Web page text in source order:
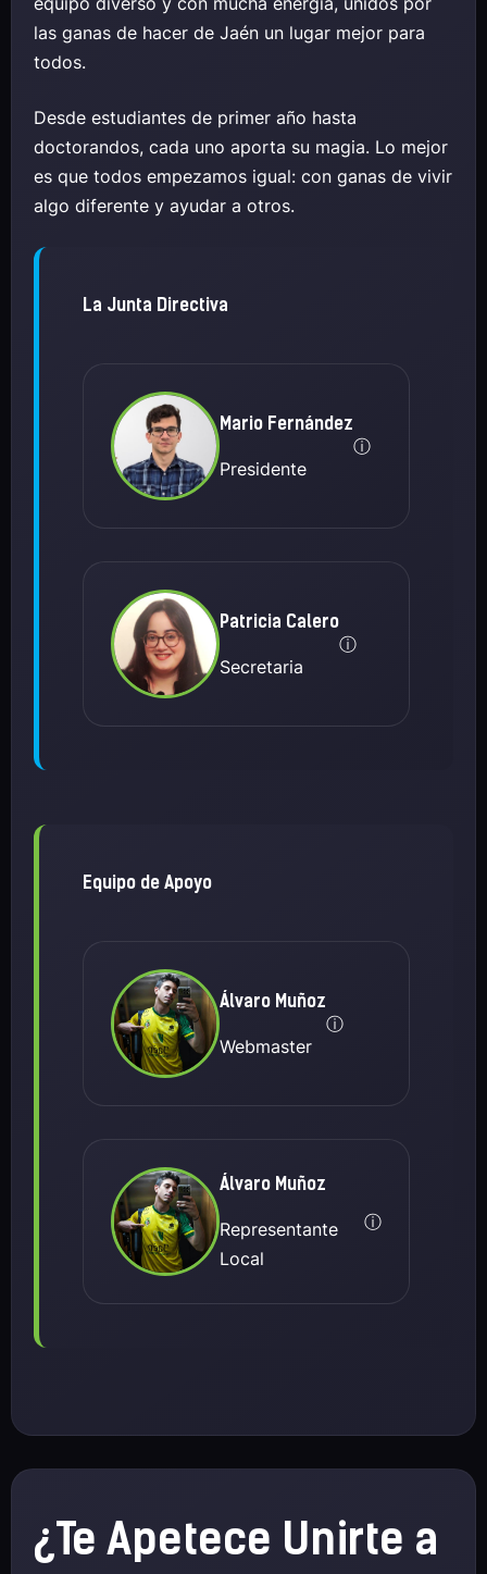
las ganas de hacer de Jaén un lugar mejor para
todos.
Desde estudiantes de primer año hasta
doctorandos, cada uno aporta su magia. Lo mejor
es que todos empezamos igual: con ganas de vivir
algo diferente y ayudar a otros.
La Junta Directiva
Mario Fernández
Presidente
ⓘ
Patricia Calero
Secretaria
ⓘ
Equipo de Apoyo
Álvaro Muñoz
Webmaster
ⓘ
Álvaro Muñoz
Representante
Local
ⓘ
¿Te Apetece Unirte a